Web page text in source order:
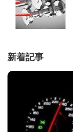
新着記事